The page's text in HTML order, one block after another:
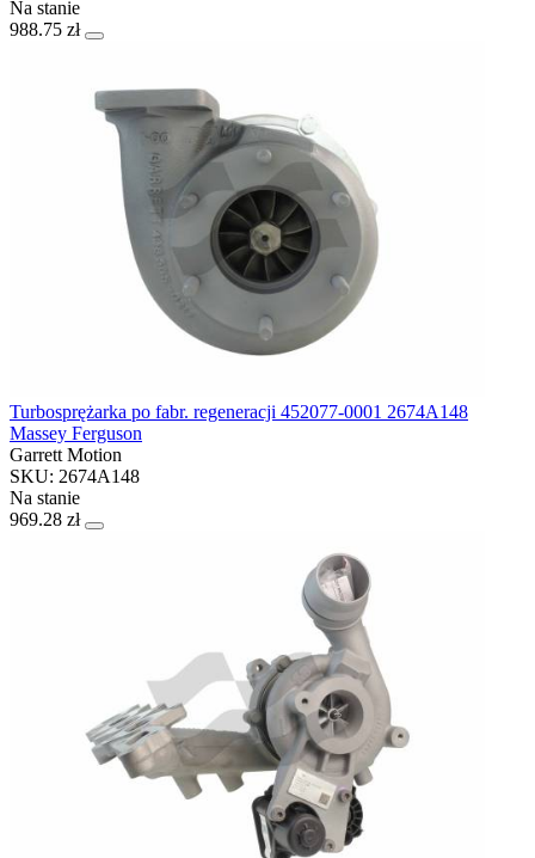
Na stanie
988.75 zł
Turbosprężarka po fabr. regeneracji 452077-0001 2674A148
Massey Ferguson
Garrett Motion
SKU: 2674A148
Na stanie
969.28 zł